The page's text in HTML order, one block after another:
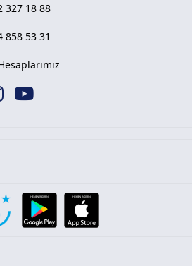
327 18 88
858 53 31